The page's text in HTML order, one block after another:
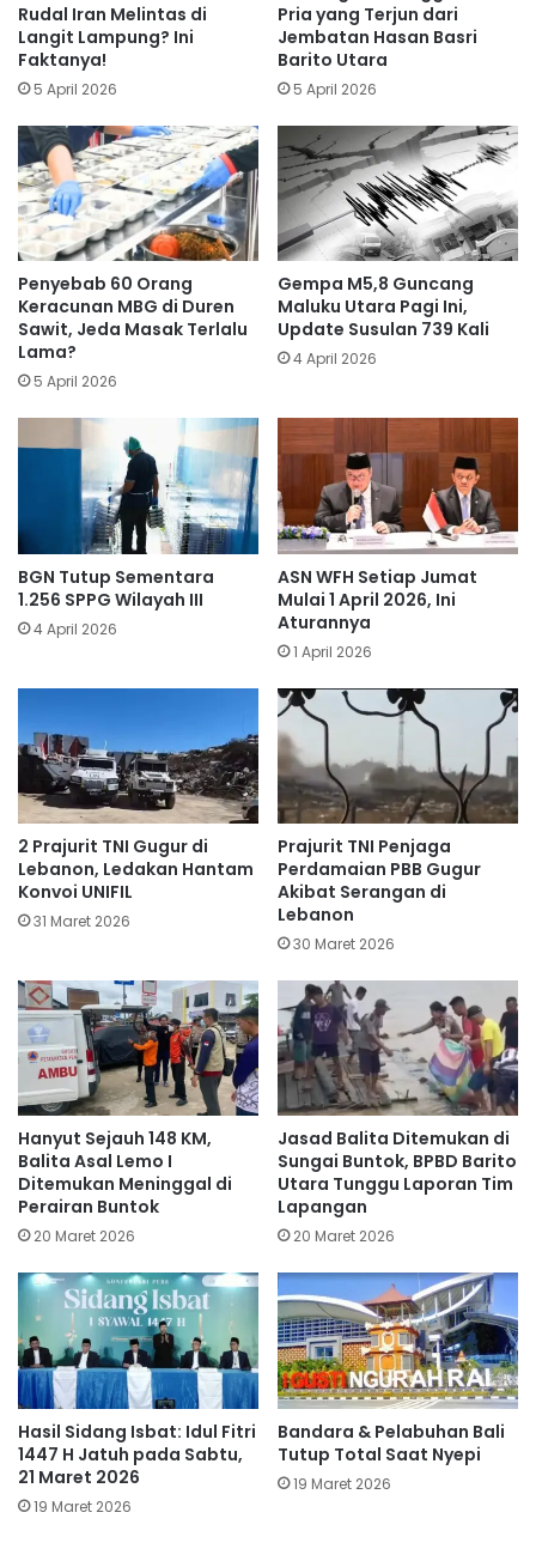
Rudal Iran Melintas di
Langit Lampung? Ini
Faktanya!
5 April 2026
Pria yang Terjun dari
Jembatan Hasan Basri
Barito Utara
5 April 2026
Penyebab 60 Orang
Keracunan MBG di Duren
Sawit, Jeda Masak Terlalu
Lama?
5 April 2026
Gempa M5,8 Guncang
Maluku Utara Pagi Ini,
Update Susulan 739 Kali
4 April 2026
BGN Tutup Sementara
1.256 SPPG Wilayah III
4 April 2026
ASN WFH Setiap Jumat
Mulai 1 April 2026, Ini
Aturannya
1 April 2026
​2 Prajurit TNI Gugur di
Lebanon, Ledakan Hantam
Konvoi UNIFIL
31 Maret 2026
Prajurit TNI Penjaga
Perdamaian PBB Gugur
Akibat Serangan di
Lebanon
30 Maret 2026
Hanyut Sejauh 148 KM,
Balita Asal Lemo I
Ditemukan Meninggal di
Perairan Buntok
20 Maret 2026
Jasad Balita Ditemukan di
Sungai Buntok, BPBD Barito
Utara Tunggu Laporan Tim
Lapangan
20 Maret 2026
Hasil Sidang Isbat: Idul Fitri
1447 H Jatuh pada Sabtu,
21 Maret 2026
19 Maret 2026
Bandara & Pelabuhan Bali
Tutup Total Saat Nyepi
19 Maret 2026